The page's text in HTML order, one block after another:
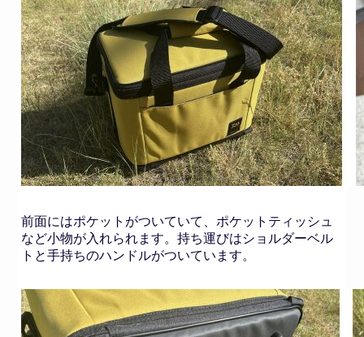
前面にはポケットがついていて、ポケットティッシュ
など小物が入れられます。持ち運びはショルダーベル
トと手持ちのハンドルがついています。